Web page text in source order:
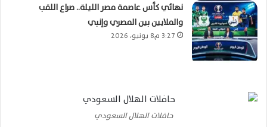
نهائي كأس عاصمة مصر الليلة.. صراع اللقب
والملايين بين المصري وإنبي
3:27 م8 يونيو، 2026
حافلات الهلال السعودي